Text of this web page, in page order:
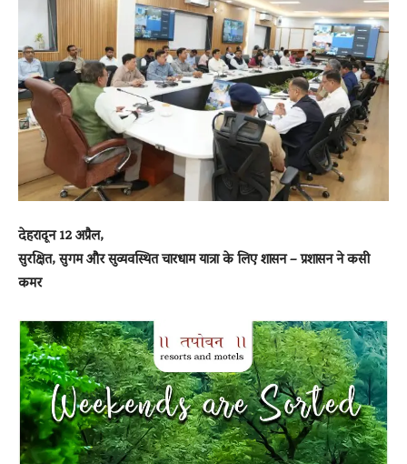
Breaking
News
LIVE
देहरादून 12 अप्रैल,
सुरक्षित, सुगम और सुव्यवस्थित चारधाम यात्रा के लिए शासन – प्रशासन ने कसी
कमर